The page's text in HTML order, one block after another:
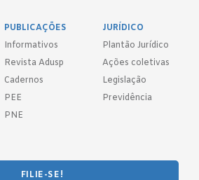
PUBLICAÇÕES
Informativos
Revista Adusp
Cadernos
PEE
PNE
JURÍDICO
Plantão Jurídico
Ações coletivas
Legislação
Previdência
FILIE-SE!